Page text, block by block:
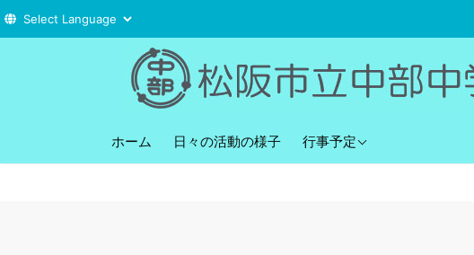
へ
ホーム 日々の活動の様子 行事予定
直近の行事予定